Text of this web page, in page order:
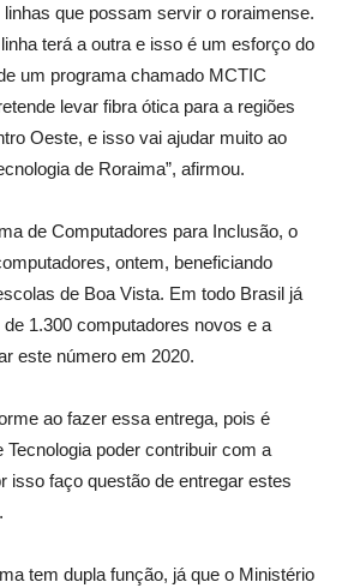
que possam servir o roraimense.
terá a outra e isso é um esforço do
um programa chamado MCTIC
levar fibra ótica para a regiões
Oeste, e isso vai ajudar muito ao
de Roraima”, afirmou.
de Computadores para Inclusão, o
ontem, beneficiando
de Boa Vista. Em todo Brasil já
1.300 computadores novos e a
este número em 2020.
ao fazer essa entrega, pois é
Tecnologia poder contribuir com a
isso faço questão de entregar estes
tem dupla função, já que o Ministério